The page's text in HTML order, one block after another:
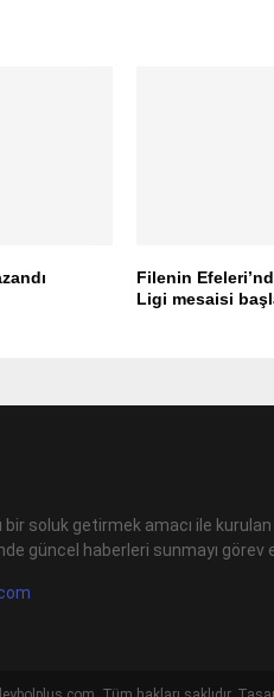
Filenin
Ligi mesaisi
bir soluk getirmek amacı ile
güncel haberleri sunmayı görev